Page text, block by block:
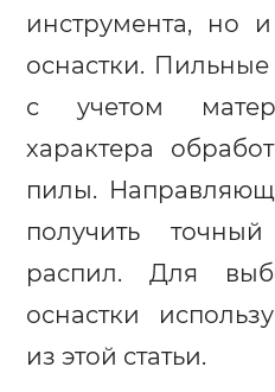
инструмента, но
оснастки.
с учетом
характера
пилы.
получить
распил. Для
оснастки
из этой статьи.